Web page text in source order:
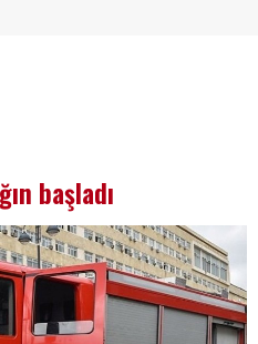
başladı